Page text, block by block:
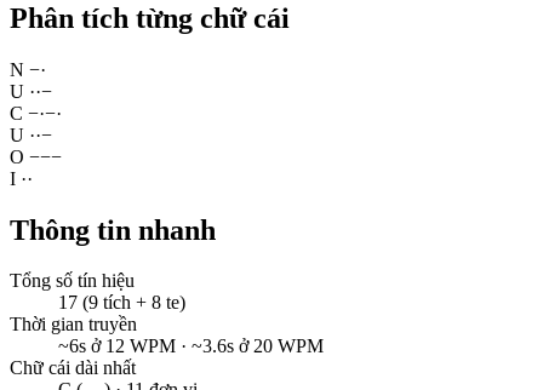
Phân tích từng chữ cái
N −·
U ··−
C −·−·
U ··−
O −−−
I ··
Thông tin nhanh
Tổng số tín hiệu
17 (9 tích + 8 te)
Thời gian truyền
~6s ở 12 WPM · ~3.6s ở 20 WPM
Chữ cái dài nhất